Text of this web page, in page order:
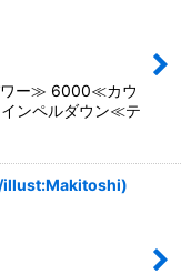
ー≫ 6000≪カウ
ンペルダウン≪テ
/illust:Makitoshi)